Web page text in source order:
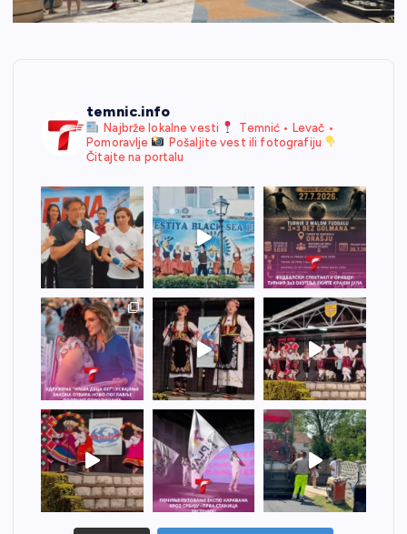
temnic.info
Najbrže lokalne vesti
Temnić • Levač •
Pomoravlje
Pošaljite vest ili fotografiju
Čitajte na portalu